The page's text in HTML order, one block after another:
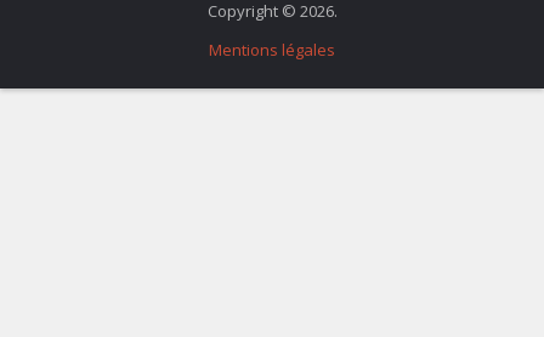
Copyright © 2026.
Mentions légales